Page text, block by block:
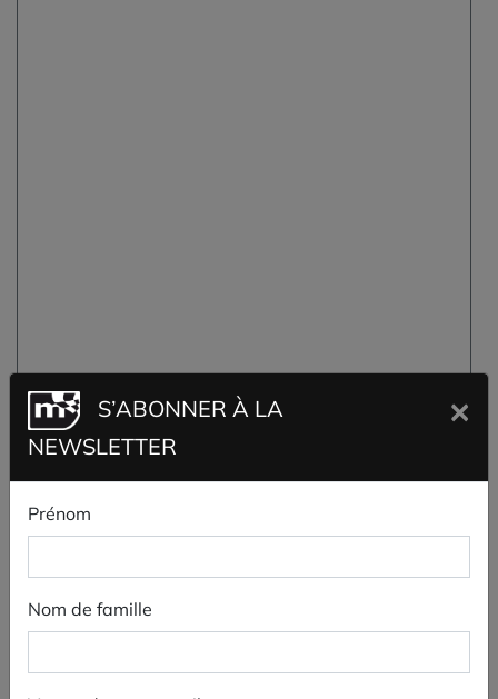
S’ABONNER À LA
NEWSLETTER
×
Prénom
Nom de famille